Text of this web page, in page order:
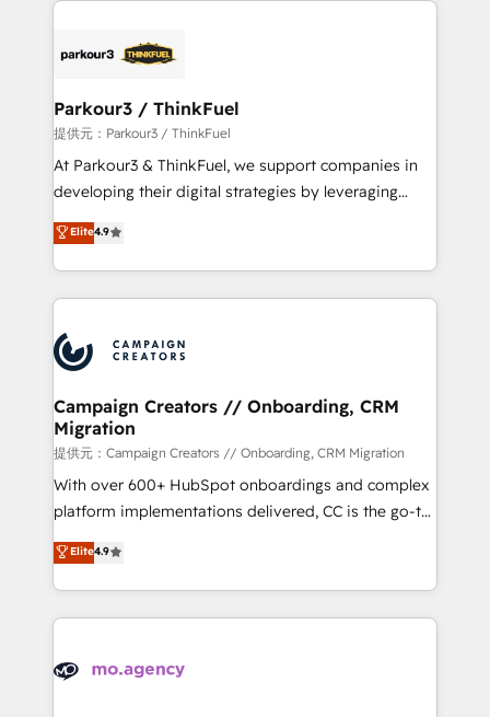
strategies that integrate data-driven marketing,
companies scale faster and smarter. 🔹 BOOMS:
Demand generation for all your buyers With BOOMS,
you invest in 100% of your buyers, accelerating your
growth and positioning yourself as an undisputed
transformation process A methodology designed to
implement HubSpot effectively and optimize your
record of business transformation, our growth-first
approach has helped brands dominate their
Parkour3 / ThinkFuel
提供元：Parkour3 / ThinkFuel
At Parkour3 & ThinkFuel, we support companies in
developing their digital strategies by leveraging
technologies and automating their marketing and
sales processes to generate growth. Our offer spans
from Strategy to Operations. We specialize in CRM
onboarding and implementation, web design, sales
extensive experience working with tech companies
and manufacturers since 2002, we are committed to
empowering our clients and developing their
autonomy. Get to grips with HubSpot through
guided implementation and seamless integration of
the CRM platform into your digital ecosystem. Would
you like support in deploying your inbound
to your needs and sales objectives. With 125+
certifications, we are part of the most certified
services are offered in both English & French.
Elite4.9
Campaign Creators // Onboarding, CRM
Migration
提供元：Campaign Creators // Onboarding, CRM Migration
With over 600+ HubSpot onboardings and complex
platform implementations delivered, CC is the go-to
Elite Solutions Partner for businesses ready to
migrate, replatform, and scale smarter. We specialize
in high-impact CRM and CMS migrations and
onboarding from platforms like Salesforce, NetSuite,
WordPress and legacy CRMs, turning fragmented
Elite4.9